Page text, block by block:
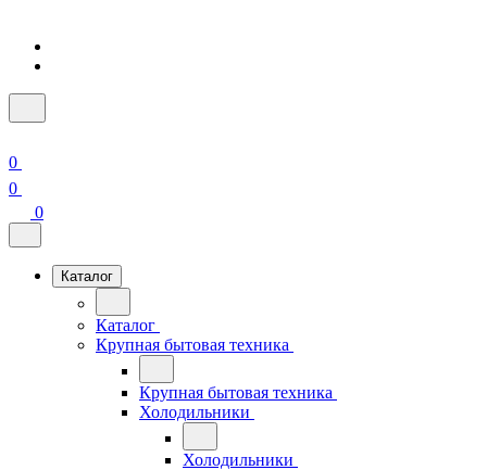
0
0
0
Каталог
Каталог
Крупная бытовая техника
Крупная бытовая техника
Холодильники
Холодильники